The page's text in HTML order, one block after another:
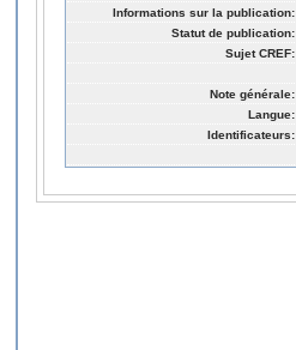
Informations sur la publication:
Statut de publication:
Sujet CREF:
Note générale:
Langue:
Identificateurs: